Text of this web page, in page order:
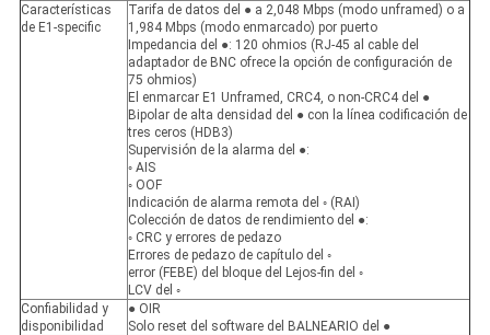
Características
de E1-specific
Tarifa de datos del ● a 2,048 Mbps (modo unframed) o a
1,984 Mbps (modo enmarcado) por puerto
Impedancia del ●: 120 ohmios (RJ-45 al cable del
adaptador de BNC ofrece la opción de configuración de
75 ohmios)
El enmarcar E1 Unframed, CRC4, o non-CRC4 del ●
Bipolar de alta densidad del ● con la línea codificación de
tres ceros (HDB3)
Supervisión de la alarma del ●:
◦ AIS
◦ OOF
Indicación de alarma remota del ◦ (RAI)
Colección de datos de rendimiento del ●:
◦ CRC y errores de pedazo
Errores de pedazo de capítulo del ◦
error (FEBE) del bloque del Lejos-fin del ◦
LCV del ◦
Confiabilidad y
disponibilidad
● OIR
Solo reset del software del BALNEARIO del ●